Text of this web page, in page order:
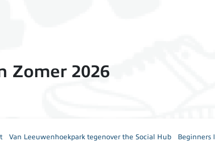
Zomer 2026
Van Leeuwenhoekpark tegenover the Social Hub Beginners